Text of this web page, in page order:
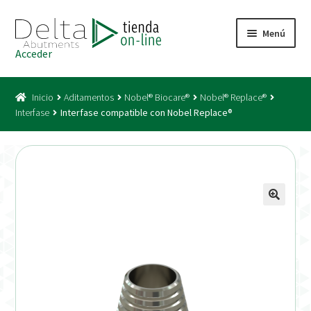
a
la
navegación
al
contenido
Menú
Acceso
Acceder
Inicio Aditamentos Nobel® Biocare®
Nobel® Replace®
Interfase
Interfase compatible con Nobel Replace®